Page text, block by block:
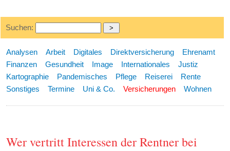
Suchen:
Analysen Arbeit Digitales Direktversicherung
Ehrenamt
Finanzen
Gesundheit Image Internationales
Justiz
Kartographie
Pandemisches Pflege Reiserei
Rente
Sonstiges
Termine Uni & Co. Versicherungen Wohnen
Wer vertritt Interessen der Rentner bei